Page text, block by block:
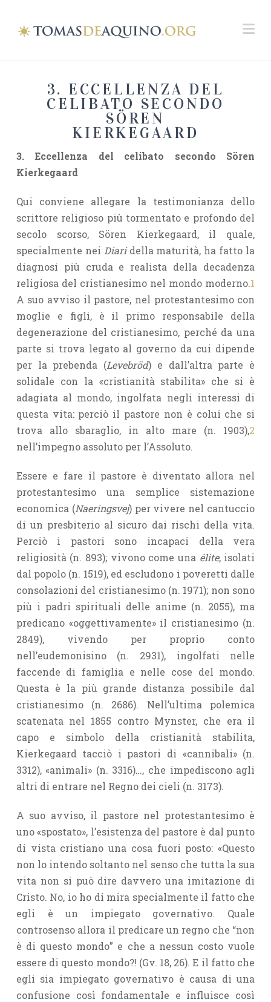
3. ECCELLENZA DEL
CELIBATO SECONDO
SÖREN
KIERKEGAARD
3. Eccellenza del celibato secondo Sören
Kierkegaard
Qui conviene allegare la testimonianza dello
scrittore religioso più tormentato e profondo del
secolo scorso, Sören Kierkegaard, il quale,
specialmente nei Diaridella maturità, ha fatto la
diagnosi più cruda e realista della decadenza
religiosa del cristianesimo nel mondo moderno.1
A suo avviso il pastore, nel protestantesimo con
moglie e figli, è il primo responsabile della
degenerazione del cristianesimo, perché da una
parte si trova legato al governo da cui dipende
per la prebenda (Levebröd) e dall’altra parte è
solidale con la «cristianità stabilita» che si è
adagiata al mondo, ingolfata negli interessi di
questa vita: perciò il pastore non è colui che si
trova allo sbaraglio, in alto mare (n. 1903),2
nell’impegno assoluto per l’Assoluto.
Essere e fare il pastore è diventato allora nel
protestantesimo una semplice sistemazione
economica (Naeringsvej) per vivere nel cantuccio
di un presbiterio al sicuro dai rischi della vita.
Perciò i pastori sono incapaci della vera
religiosità (n. 893); vivono come una élite, isolati
dal popolo (n. 1519), ed escludono i poveretti dalle
consolazioni del cristianesimo (n. 1971); non sono
più i padri spirituali delle anime (n. 2055), ma
predicano «oggettivamente» il cristianesimo (n.
2849), vivendo per proprio conto
nell’eudemonisino (n. 2931), ingolfati nelle
faccende di famiglia e nelle cose del mondo.
Questa è la più grande distanza possibile dal
cristianesimo (n. 2686). Nell’ultima polemica
scatenata nel 1855 contro Mynster, che era il
capo e simbolo della cristianità stabilita,
Kierkegaard tacciò i pastori di «cannibali» (n.
3312), «animali» (n. 3316)…, che impediscono agli
altri di entrare nel Regno dei cieli (n. 3173).
A suo avviso, il pastore nel protestantesimo è
uno «spostato», l’esistenza del pastore è dal punto
di vista cristiano una cosa fuori posto: «Questo
non lo intendo soltanto nel senso che tutta la sua
vita non si può dire davvero una imitazione di
Cristo. No, io ho di mira specialmente il fatto che
egli è un impiegato governativo. Quale
controsenso allora il predicare un regno che “non
è di questo mondo” e che a nessun costo vuole
essere di questo mondo?! (Gv. 18, 26). E il fatto che
egli sia impiegato governativo è causa di una
confusione così fondamentale e influisce così